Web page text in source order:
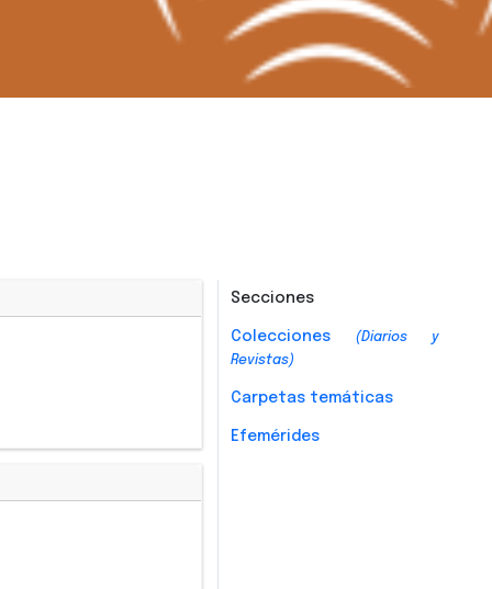
Secciones
Colecciones (Diarios y
Revistas)
Carpetas temáticas
Efemérides